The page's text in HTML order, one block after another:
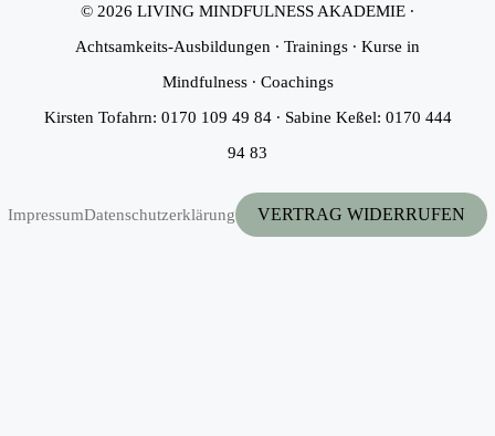
© 2026 LIVING MINDFULNESS AKADEMIE ∙
Achtsamkeits-Ausbildungen ∙ Trainings ∙ Kurse in
Mindfulness ∙ Coachings
Kirsten Tofahrn: 0170 109 49 84 ∙ Sabine Keßel: 0170 444
94 83
ImpressumDatenschutzerklärung VERTRAG WIDERRUFEN